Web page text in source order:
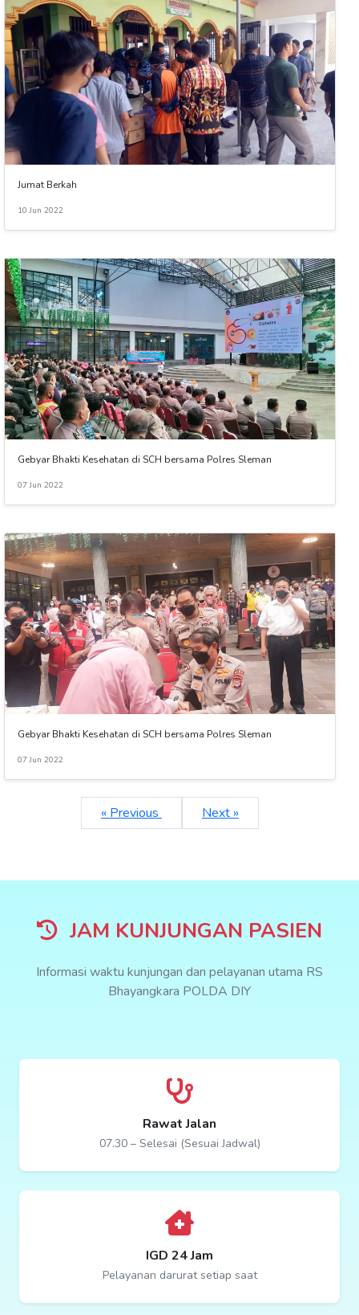
Jumat Berkah
10 Jun 2022
Gebyar Bhakti Kesehatan di SCH bersama Polres Sleman
07 Jun 2022
Gebyar Bhakti Kesehatan di SCH bersama Polres Sleman
07 Jun 2022
« Previous Next »
JAM KUNJUNGAN PASIEN
Informasi waktu kunjungan dan pelayanan utama RS
Bhayangkara POLDA DIY
Rawat Jalan
07.30 – Selesai (Sesuai Jadwal)
IGD 24 Jam
Pelayanan darurat setiap saat